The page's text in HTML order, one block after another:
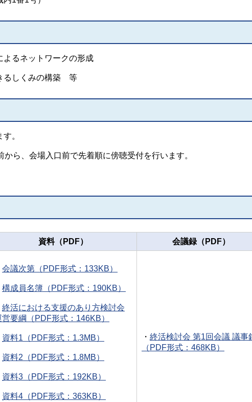
よるネットワークの形成
るしくみの構築 等
。
から、会場入口前で先着順に傍聴受付を行います。
資料（PDF） 会議録（PDF）
会議次第（PDF形式：133KB）
構成員名簿（PDF形式：190KB）
終活における支援のあり方検討会
営要綱（PDF形式：146KB）
資料1（PDF形式：1.3MB）
資料2（PDF形式：1.8MB）
資料3（PDF形式：192KB）
資料4（PDF形式：363KB）
・ 終活検討会 第1回会議 議事
（PDF形式：468KB）